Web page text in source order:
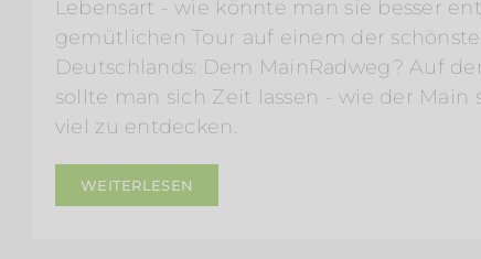
Lebensart - wie könnte man sie besser
gemütlichen Tour auf einem der
Deutschlands: Dem MainRadweg? Auf
sollte man sich Zeit lassen - wie der Main
viel zu entdecken.
WEITERLESEN